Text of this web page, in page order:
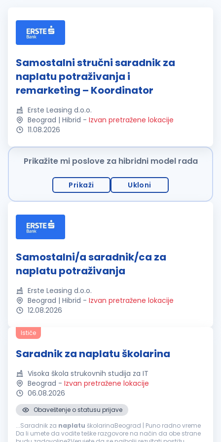
Samostalni stručni saradnik za
naplatu potraživanja i
remarketing – Koordinator
Erste Leasing d.o.o.
Beograd | Hibrid - Izvan pretražene lokacije
11.08.2026
Prikažite mi poslove za hibridni model rada
Prikaži Ukloni
Samostalni/a saradnik/ca za
naplatu potraživanja
Erste Leasing d.o.o.
Beograd | Hibrid - Izvan pretražene lokacije
12.08.2026
Ističe
Saradnik za naplatu školarina
Visoka škola strukovnih studija za IT
Beograd - Izvan pretražene lokacije
06.08.2026
Obaveštenje o statusu prijave
...Saradnik za naplatu školarinaBeograd | Puno radno vreme
Da li umete da vodite teške razgovore na način da obe strane